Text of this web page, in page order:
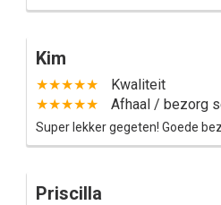
Kim
★★★★★
Kwaliteit
★★★★★
Afhaal / bezorg
Super lekker gegeten! Goede
Priscilla